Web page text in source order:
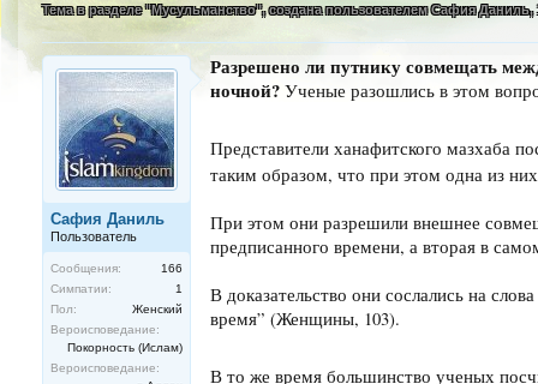
Тема в разделе "Мусульманство", создана пользователемСафия Даниль,
Сафия Даниль
Пользователь
Сообщения:
166
Симпатии:
1
Пол:
Женский
Вероисповедание:
Покорность (Ислам)
Вероисповедание:
Разрешено ли путнику совмещать
ночной? Ученые разошлись в этом
Представители ханафитского мазхаба
таким образом, что при этом одна из
При этом они разрешили внешнее
предписанного времени, а вторая в
В доказательство они сослались на
время” (Женщины, 103).
В то же время большинство ученых